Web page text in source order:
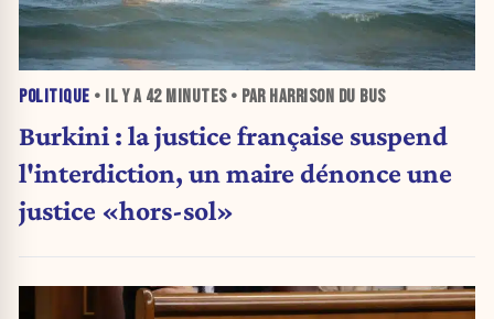
POLITIQUE • IL Y A 42 MINUTES• PAR HARRISON DU BUS
Burkini : la justice française suspend
l'interdiction, un maire dénonce une
justice «hors-sol»